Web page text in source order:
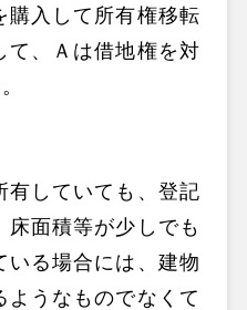
購入して所有権移転
て、Ａは借地権を対
有していても、登記
床面積等が少しでも
いる場合には、建物
ようなものでなくて